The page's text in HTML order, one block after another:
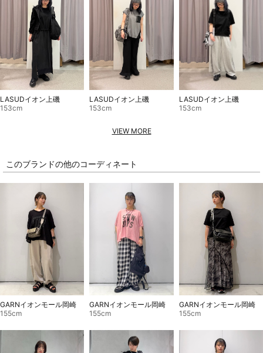
LASUDイオン上磯
153cm
LASUDイオン上磯
153cm
LASUDイオン上磯
153cm
VIEW MORE
このブランドの他のコーディネート
GARNイオンモール岡崎
155cm
GARNイオンモール岡崎
155cm
GARNイオンモール岡崎
155cm